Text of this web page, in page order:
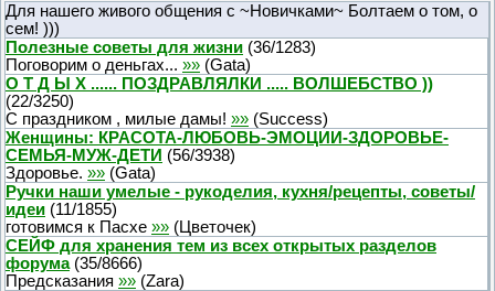
Для нашего живого общения с ~Новичками~ Болтаем о том, о
сем! )))
Полезные советы для жизни (36/1283)
Поговорим о деньгах... »» (Gata)
О Т Д Ы Х ...... ПОЗДРАВЛЯЛКИ ..... ВОЛШЕБСТВО ))
(22/3250)
C праздником , милые дамы! »» (Success)
Женщины: КРАСОТА-ЛЮБОВЬ-ЭМОЦИИ-ЗДОРОВЬЕ-
СЕМЬЯ-МУЖ-ДЕТИ (56/3938)
Здоровье. »» (Gata)
Ручки наши умелые - рукоделия, кухня/рецепты, советы/
идеи (11/1855)
готовимся к Пасхе »» (Цветочек)
СЕЙФ для хранения тем из всех открытых разделов
форума (35/8666)
Предсказания »» (Zara)